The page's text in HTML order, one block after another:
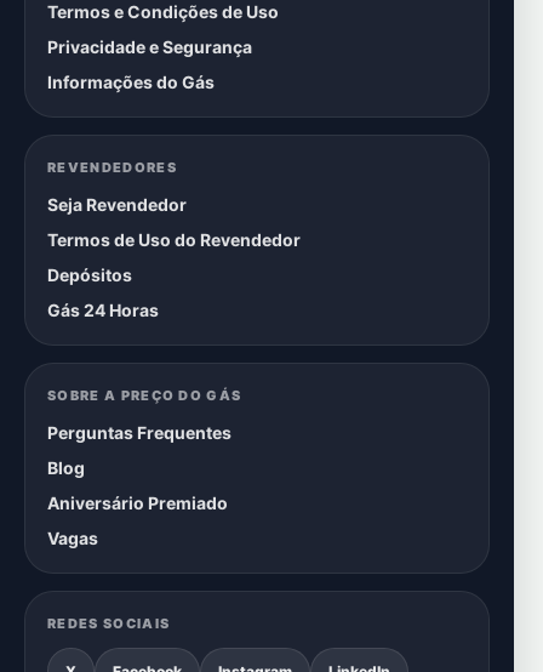
Termos e Condições de Uso
Privacidade e Segurança
Informações do Gás
REVENDEDORES
Seja Revendedor
Termos de Uso do Revendedor
Depósitos
Gás 24 Horas
SOBRE A PREÇO DO GÁS
Perguntas Frequentes
Blog
Aniversário Premiado
Vagas
REDES SOCIAIS